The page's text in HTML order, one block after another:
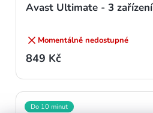
Avast Ultimate - 3
Momentálně nedostupné
849 Kč
Do 10 minut